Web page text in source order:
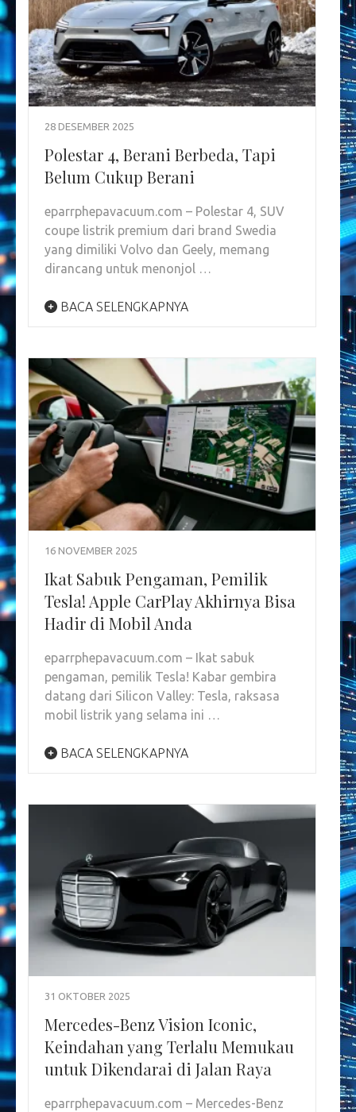
28 DESEMBER 2025
Polestar 4, Berani Berbeda, Tapi
Belum Cukup Berani
eparrphepavacuum.com – Polestar 4, SUV
coupe listrik premium dari brand Swedia
yang dimiliki Volvo dan Geely, memang
dirancang untuk menonjol …
BACA SELENGKAPNYA
16 NOVEMBER 2025
Ikat Sabuk Pengaman, Pemilik
Tesla! Apple CarPlay Akhirnya Bisa
Hadir di Mobil Anda
eparrphepavacuum.com – Ikat sabuk
pengaman, pemilik Tesla! Kabar gembira
datang dari Silicon Valley: Tesla, raksasa
mobil listrik yang selama ini …
BACA SELENGKAPNYA
31 OKTOBER 2025
Mercedes-Benz Vision Iconic,
Keindahan yang Terlalu Memukau
untuk Dikendarai di Jalan Raya
eparrphepavacuum.com – Mercedes-Benz